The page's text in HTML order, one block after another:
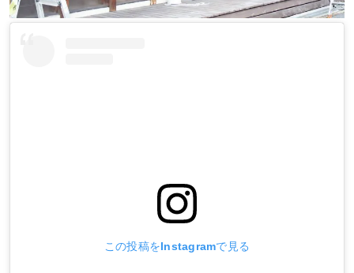
この投稿をInstagramで見る